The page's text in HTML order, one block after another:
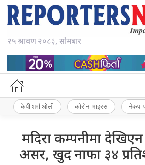
२५ श्रावण २०८३, सोमबार
केपी शर्मा ओली कोरोना भाइरस नेकपा
मदिरा कम्पनीमा देखिएन
असर, खुद नाफा ३४